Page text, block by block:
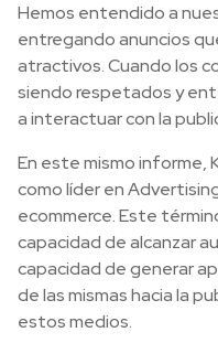
Hemos entendido a
entregando anuncios
atractivos. Cuando los
siendo respetados y
a interactuar con la
En este mismo informe,
como líder en
ecommerce. Este
capacidad de alcanzar
capacidad de generar
de las mismas hacia la
estos medios.